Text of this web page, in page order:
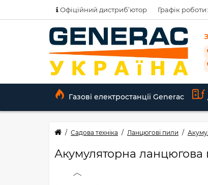
Офіційний дистриб’ютор Графік
Газові електростанції Generac
Садова техніка Ланцюгові пили
Акумуляторна ланцюгова